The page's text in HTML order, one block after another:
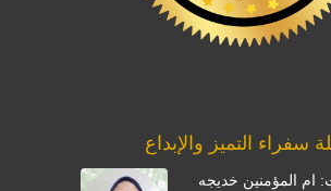
سفراء التميز والإبداع
ام المؤمنين خديجه